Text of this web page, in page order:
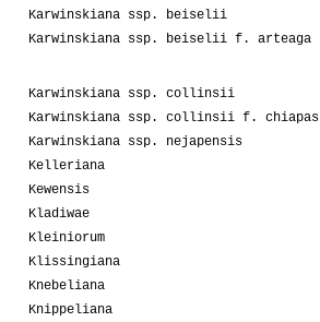
Karwinskiana ssp. beiselii
Karwinskiana ssp. beiselii f. arteaga
Karwinskiana ssp. collinsii
Karwinskiana ssp. collinsii f. chiapas
Karwinskiana ssp. nejapensis
Kelleriana
Kewensis
Kladiwae
Kleiniorum
Klissingiana
Knebeliana
Knippeliana